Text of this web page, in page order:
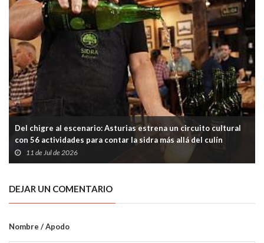
Del chigre al escenario: Asturias estrena un circuito cultural
con 56 actividades para contar la sidra más allá del culín
11 de Jul de 2026
DEJAR UN COMENTARIO
Nombre / Apodo